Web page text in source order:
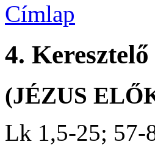
Címlap
4. Keresztelő
(JÉZUS
Lk 1,5-25; 57-